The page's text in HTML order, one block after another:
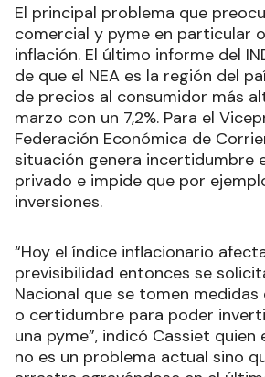
El principal problema que
comercial y pyme en particular
inflación. El último informe del
de que el NEA es la región del
de precios al consumidor más
marzo con un 7,2%. Para el
Federación Económica de
situación genera incertidumbre
privado e impide que por
inversiones.
“Hoy el índice inflacionario
previsibilidad entonces se
Nacional que se tomen
o certidumbre para poder
una pyme”, indicó Cassiet
no es un problema actual sino